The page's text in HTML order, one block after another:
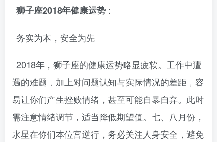
狮子座2018年健康运势 ：
务实为本，安全为先
2018年，狮子座的健康运势略显疲软。工作中遭
遇的难题，加上对问题认知与实际情况的差距，容
易让你们产生挫败情绪，甚至可能自暴自弃。此时
需注意情绪调节，适当降低期望值。七、八月份，
水星在你们本位宫逆行，务必关注人身安全，避免